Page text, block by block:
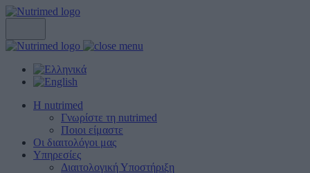
Η nutrimed
Γνωρίστε τη nutrimed
Ποιοι είμαστε
Οι διαιτολόγοι μας
Υπηρεσίες
Διαιτολογική Υποστήριξη